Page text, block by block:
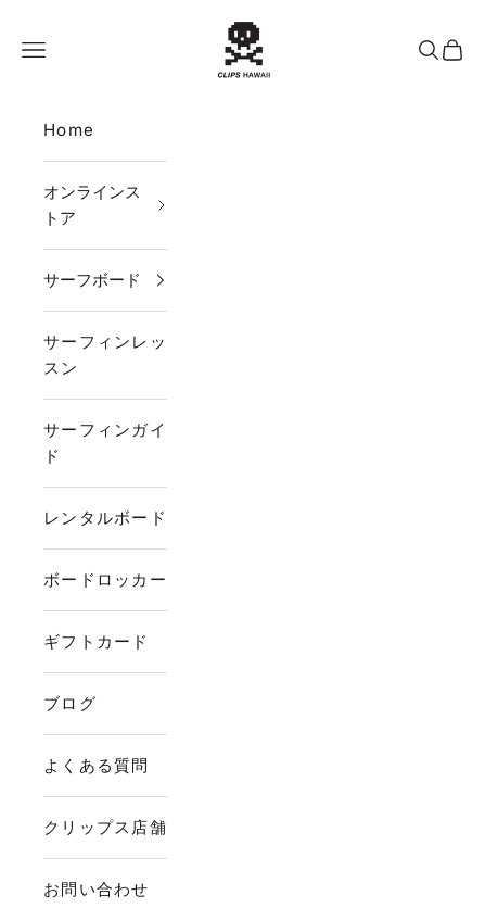
CLIPS HAWAII
メニュー
検索カー
Home
オンラインス
トア
サーフボード
サーフィンレッ
スン
サーフィンガイ
ド
レンタルボード
ボードロッカー
ギフトカード
ブログ
よくある質問
クリップス店舗
お問い合わせ